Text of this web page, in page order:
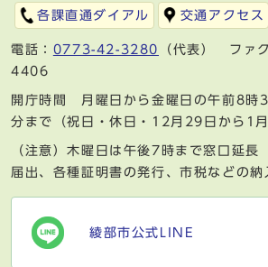
各課直通ダイアル
交通アクセス
電話： 0773-42-3280
（代表） ファ
4406
開庁時間 月曜日から金曜日の午前8時
分まで（祝日・休日・12月29日から1月
（注意）木曜日は午後7時まで窓口延長
届出、各種証明書の発行、市税などの納
綾部市公式LINE